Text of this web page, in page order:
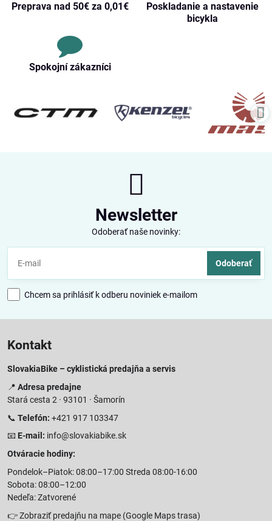
Preprava nad 50€ za 0,01€
Poskladanie a nastavenie
bicykla
Spokojní zákazníci
Newsletter
Odoberať naše novinky:
Odoberať
Chcem sa prihlásiť k odberu noviniek e-mailom
Kontakt
SlovakiaBike – cyklistická predajňa a servis
📍 Adresa predajne
Stará cesta 2 · 93101 · Šamorín
📞 Telefón: +421 917 103347
📧 E-mail: info@slovakiabike.sk
Otváracie hodiny:
Pondelok–Piatok: 08:00–17:00 Streda 08:00-16:00
Sobota: 08:00–12:00
Nedeľa: Zatvorené
👉Zobraziť predajňu na mape (Google Maps trasa)